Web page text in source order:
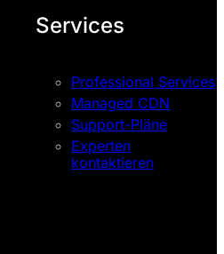
Services
Professional Services
Managed CDN
Support-Pläne
Experten
kontaktieren